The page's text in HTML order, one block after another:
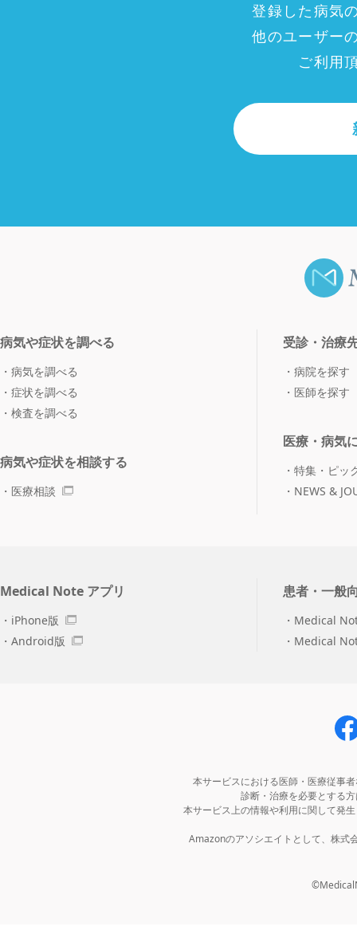
登録した病気
他のユーザー
ご利用
病気や症状を調べる
病気を調べる
症状を調べる
検査を調べる
病気や症状を相談する
医療相談
受診・治療
病院を探す
医師を探す
医療・病気
特集・ピッ
NEWS &
Medical Note アプリ
iPhone版
Android版
患者・一般
Medical
Medical
本サービスにおける医師・医療従事
診断・治療を必要とする
本サービス上の情報や利用に関して発
Amazonのアソシエイトとして、株式